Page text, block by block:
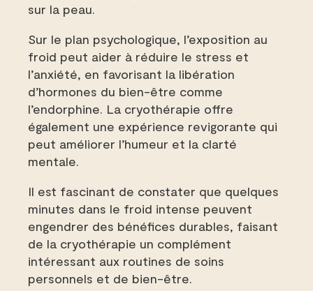
sur la peau.
Sur le plan psychologique, l’exposition au
froid peut aider à réduire le stress et
l’anxiété, en favorisant la libération
d’hormones du bien-être comme
l’endorphine. La cryothérapie offre
également une expérience revigorante qui
peut améliorer l’humeur et la clarté
mentale.
Il est fascinant de constater que quelques
minutes dans le froid intense peuvent
engendrer des bénéfices durables, faisant
de la cryothérapie un complément
intéressant aux routines de soins
personnels et de bien-être.